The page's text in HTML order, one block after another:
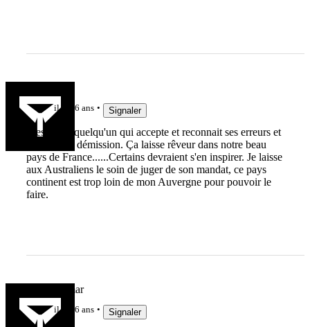
il y a 6 ans Signaler
C'est beau quelqu'un qui accepte et reconnait ses erreurs et
présente sa démission. Ça laisse rêveur dans notre beau
pays de France......Certains devraient s'en inspirer. Je laisse
aux Australiens le soin de juger de son mandat, ce pays
continent est trop loin de mon Auvergne pour pouvoir le
faire.
Jean Neymar
il y a 6 ans Signaler